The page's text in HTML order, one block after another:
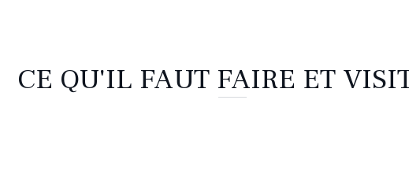
CE QU'IL FAUT FAIRE ET